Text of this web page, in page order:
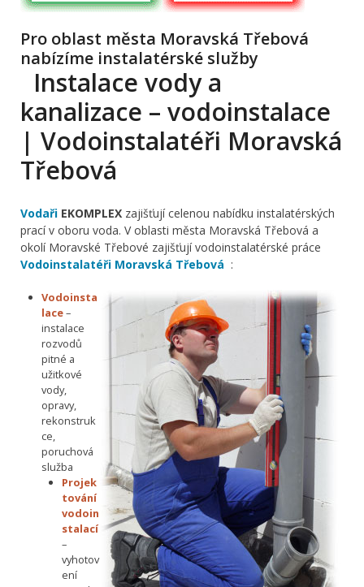
Pro oblast města Moravská Třebová
nabízíme instalatérské služby
Instalace vody a
kanalizace – vodoinstalace
| Vodoinstalatéři Moravská
Třebová
Vodaři EKOMPLEX zajišťují celenou nabídku instalatérských
prací v oboru voda. V oblasti města Moravská Třebová a
okolí Moravské Třebové zajišťují vodoinstalatérské práce
Vodoinstalatéři Moravská Třebová :
Vodoinsta
lace–
instalace
rozvodů
pitné a
užitkové
vody,
opravy,
rekonstruk
ce,
poruchová
služba
Projek
tování
vodoin
stalací
–
vyhotov
ení